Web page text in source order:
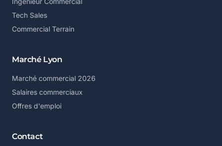
Tech Sales
Commercial Terrain
Marché Lyon
Marché commercial 2026
Salaires commerciaux
Offres d'emploi
Contact